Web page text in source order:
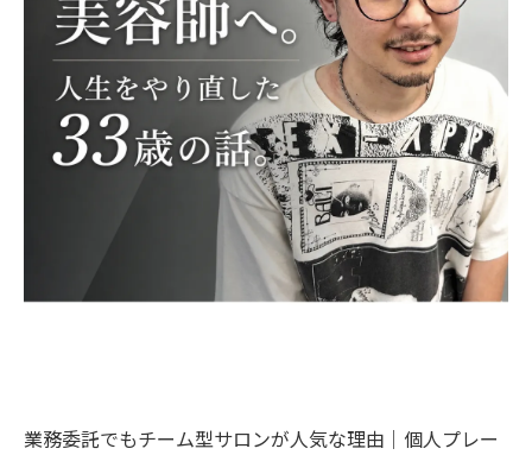
業務委託でもチーム型サロンが人気な理由｜個人プレー